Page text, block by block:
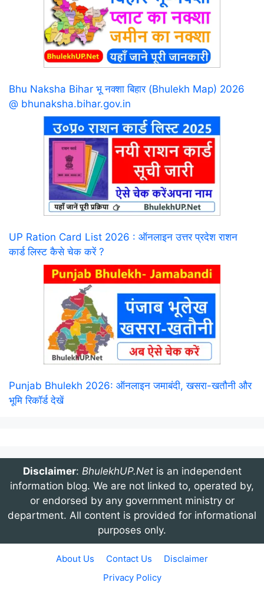
Bhu Naksha Bihar भू नक्शा बिहार (Bhulekh Map) 2026
@ bhunaksha.bihar.gov.in
UP Ration Card List 2026 : ऑनलाइन उत्तर प्रदेश राशन
कार्ड लिस्ट कैसे चेक करें ?
Punjab Bhulekh 2026: ऑनलाइन जमाबंदी, खसरा-खतौनी और
भूमि रिकॉर्ड देखें
Disclaimer: BhulekhUP.Netis an independent
information blog. We are not linked to, operated by,
or endorsed by any government ministry or
department. All content is provided for informational
purposes only.
About Us Contact Us
Disclaimer
Privacy Policy